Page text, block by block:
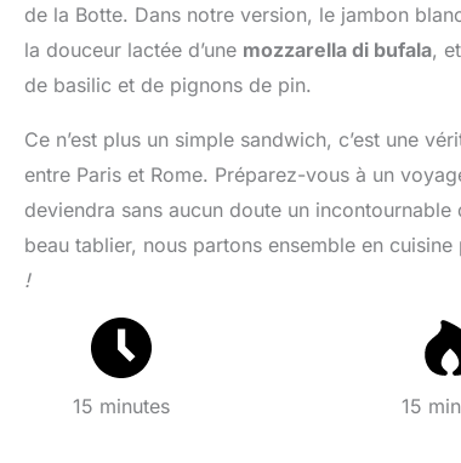
de la Botte. Dans notre version, le jambon
la douceur lactée d’une mozzarella di bufala,
de basilic et de pignons de pin.
Ce n’est plus un simple sandwich, c’est une
entre Paris et Rome. Préparez-vous à un
deviendra sans aucun doute un
beau tablier, nous partons ensemble en
!
15 minutes 15